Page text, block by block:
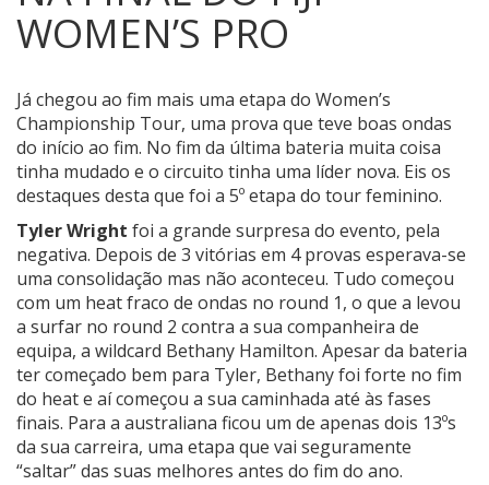
WOMEN’S PRO
Já chegou ao fim mais uma etapa do Women’s
Championship Tour, uma prova que teve boas ondas
do início ao fim. No fim da última bateria muita coisa
tinha mudado e o circuito tinha uma líder nova. Eis os
destaques desta que foi a 5º etapa do tour feminino.
Tyler Wright foi a grande surpresa do evento, pela
negativa. Depois de 3 vitórias em 4 provas esperava-se
uma consolidação mas não aconteceu. Tudo começou
com um heat fraco de ondas no round 1, o que a levou
a surfar no round 2 contra a sua companheira de
equipa, a wildcard Bethany Hamilton. Apesar da bateria
ter começado bem para Tyler, Bethany foi forte no fim
do heat e aí começou a sua caminhada até às fases
finais. Para a australiana ficou um de apenas dois 13ºs
da sua carreira, uma etapa que vai seguramente
“saltar” das suas melhores antes do fim do ano.